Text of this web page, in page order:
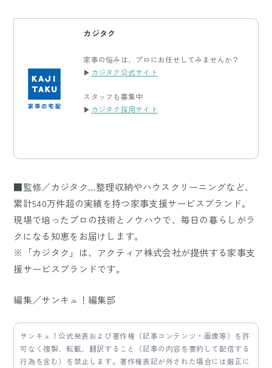
カジタク
家事の悩みは、プロにお任せしてみませんか？
▶ カジタク公式サイト
スタッフも募集中
▶ カジタク採用サイト
■監修／カジタク…整理収納やハウスクリーニングなど、
累計540万件超の実績を持つ家事支援サービスブランド。
現場で培ったプロの技術とノウハウで、毎日の暮らしがラ
クになる知恵をお届けします。
※「カジタク」は、アクティア株式会社が提供する家事支
援サービスブランドです。
編集／サンキュ！編集部
サンキュ！公式発表および著作権（記事コンテンツ・画像等）を許
可なく複製、転載、翻訳すること（記事の内容を要約して配信する
行為を含む）を禁止します。著作権表記が外された場合には厳正に